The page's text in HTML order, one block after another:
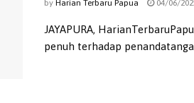
by Harian Terbaru Papua 04/06/
JAYAPURA,
penuh terhadap